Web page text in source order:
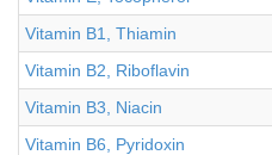
Vitamin B1, Thiamin
Vitamin B2, Riboflavin
Vitamin B3, Niacin
Vitamin B6, Pyridoxin